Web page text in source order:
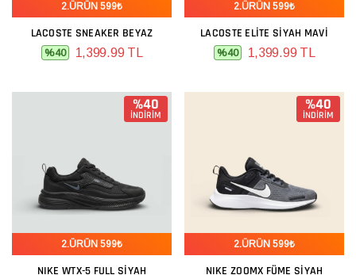
2.ÜRÜN 599₺
LACOSTE SNEAKER BEYAZ
%40 1,399.99 TL
2.ÜRÜN 599₺
LACOSTE ELITE SIYAH MAVI
%40 1,399.99 TL
%40
İNDİRİM
2.ÜRÜN 599₺
NIKE WTX-5 FULL SIYAH
%40
İNDİRİM
2.ÜRÜN 599₺
NIKE ZOOMX FÜME SIYAH